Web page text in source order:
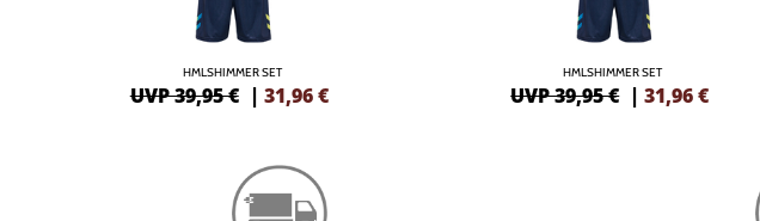
HMLSHIMMER SET
UVP 39,95 € | 31,96€
HMLSHIMMER SET
UVP 39,95 € |31,96€